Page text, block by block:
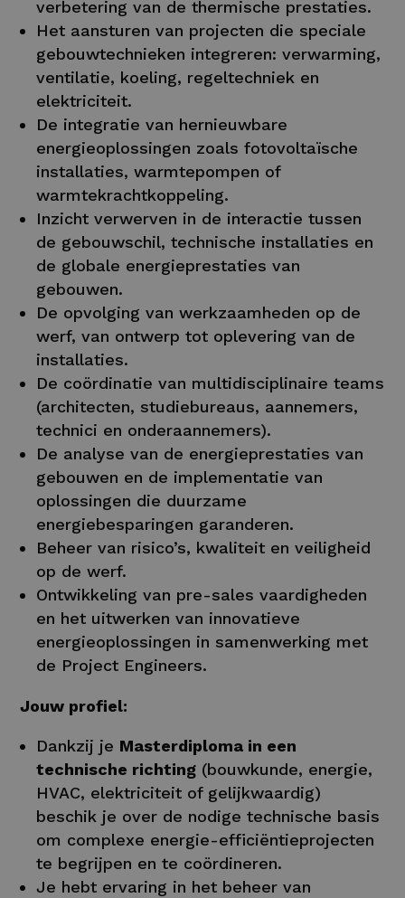
verbetering van de thermische prestaties.
Het aansturen van projecten die speciale
gebouwtechnieken integreren: verwarming,
ventilatie, koeling, regeltechniek en
elektriciteit.
De integratie van hernieuwbare
energieoplossingen zoals fotovoltaïsche
installaties, warmtepompen of
warmtekrachtkoppeling.
Inzicht verwerven in de interactie tussen
de gebouwschil, technische installaties en
de globale energieprestaties van
gebouwen.
De opvolging van werkzaamheden op de
werf, van ontwerp tot oplevering van de
installaties.
De coördinatie van multidisciplinaire teams
(architecten, studiebureaus, aannemers,
technici en onderaannemers).
De analyse van de energieprestaties van
gebouwen en de implementatie van
oplossingen die duurzame
energiebesparingen garanderen.
Beheer van risico’s, kwaliteit en veiligheid
op de werf.
Ontwikkeling van pre-sales vaardigheden
en het uitwerken van innovatieve
energieoplossingen in samenwerking met
de Project Engineers.
Jouw profiel:
Dankzij je Masterdiploma in een
technische richting (bouwkunde, energie,
HVAC, elektriciteit of gelijkwaardig)
beschik je over de nodige technische basis
om complexe energie-efficiëntieprojecten
te begrijpen en te coördineren.
Je hebt ervaring in het beheer van